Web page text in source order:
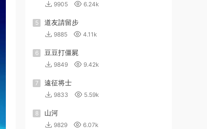
9905 6.24k
5 道友請留步
9885 4.11k
6 豆豆打僵屍
9849 9.42k
7 遠征将士
9833 5.59k
8 山河
9829 6.07k